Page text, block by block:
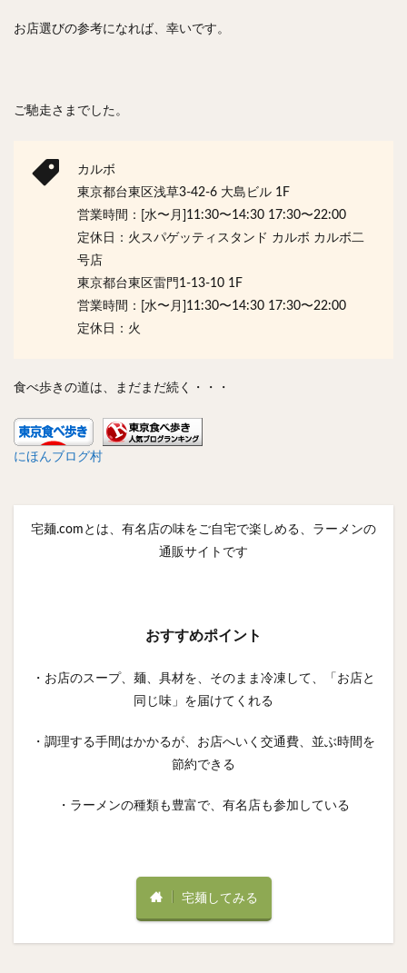
お店選びの参考になれば、幸いです。
ご馳走さまでした。
カルボ
東京都台東区浅草3-42-6 大島ビル 1F
営業時間：[水〜月]11:30〜14:30 17:30〜22:00
定休日：火スパゲッティスタンド カルボ カルボ二
号店
東京都台東区雷門1-13-10 1F
営業時間：[水〜月]11:30〜14:30 17:30〜22:00
定休日：火
食べ歩きの道は、まだまだ続く・・・
にほんブログ村
宅麺.comとは、有名店の味をご自宅で楽しめる、ラーメンの
通販サイトです
おすすめポイント
・お店のスープ、麺、具材を、そのまま冷凍して、「お店と
同じ味」を届けてくれる
・調理する手間はかかるが、お店へいく交通費、並ぶ時間を
節約できる
・ラーメンの種類も豊富で、有名店も参加している
宅麺してみる